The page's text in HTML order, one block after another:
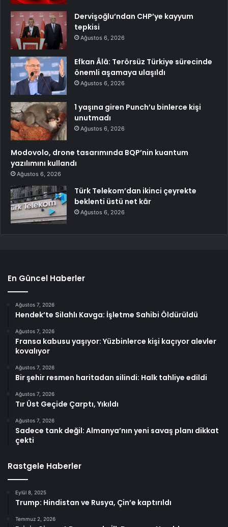
Dervişoğlu’ndan CHP’ye kayyum
tepkisi
Ağustos 6, 2026
Efkan Âlâ: Terörsüz Türkiye sürecinde
önemli aşamaya ulaşıldı
Ağustos 6, 2026
1 yaşına giren Punch’u binlerce kişi
unutmadı
Ağustos 6, 2026
Modovolo, drone tasarımında BQP’nin kuantum
yazılımını kullandı
Ağustos 6, 2026
Türk Telekom’dan ikinci çeyrekte
beklenti üstü net kâr
Ağustos 6, 2026
En Güncel Haberler
Ağustos 7, 2026
Hendek’te Silahlı Kavga: İşletme Sahibi Öldürüldü
Ağustos 7, 2026
Fransa kabusu yaşıyor: Yüzbinlerce kişi kaçıyor alevler
kovalıyor
Ağustos 7, 2026
Bir şehir resmen haritadan silindi: Halk tahliye edildi
Ağustos 7, 2026
Tır Üst Geçide Çarptı, Yıkıldı
Ağustos 7, 2026
Sadece tank değil: Almanya’nın yeni savaş planı dikkat
çekti
Rastgele Haberler
Eylül 8, 2025
Trump: Hindistan ve Rusya, Çin’e kaptırıldı
Temmuz 2, 2026